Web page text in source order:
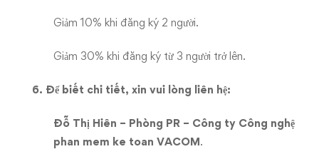
Giảm 10% khi đăng ký 2 người.
Giảm 30% khi đăng ký từ 3 người trở lên.
6. Để biết chi tiết, xin vui lòng liên hệ:
Đỗ Thị Hiên – Phòng PR – Công ty Công nghệ
phan mem ke toan VACOM.